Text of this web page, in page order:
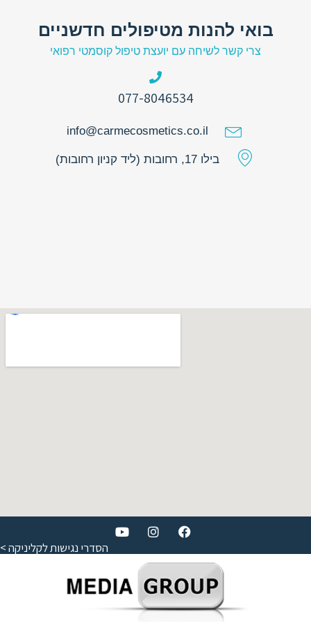
בואי להנות מטיפולים חדשניים
צרי קשר לשיחה עם יועצת טיפול קוסמטי רפואי
077-8046534
info@carmecosmetics.co.il
בילו 17, רחובות (ליד קניון רחובות)
הסדרי נגישות לקליניקה >